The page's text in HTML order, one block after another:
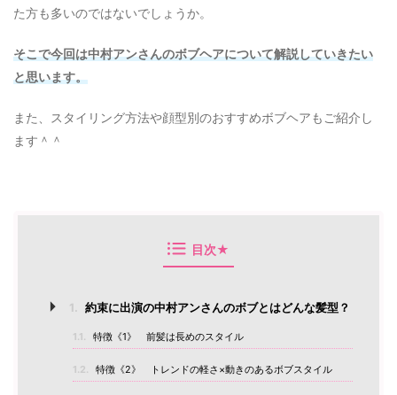
た方も多いのではないでしょうか。
そこで今回は中村アンさんのボブヘアについて解説していきたい
と思います。
また、スタイリング方法や顔型別のおすすめボブヘアもご紹介し
ます＾＾
目次★
1. 約束に出演の中村アンさんのボブとはどんな髪型？
1.1. 特徴《1》 前髪は長めのスタイル
1.2. 特徴《2》 トレンドの軽さ×動きのあるボブスタイル